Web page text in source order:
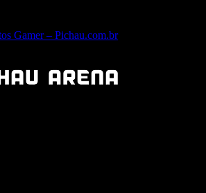
Gamer – Pichau.com.br